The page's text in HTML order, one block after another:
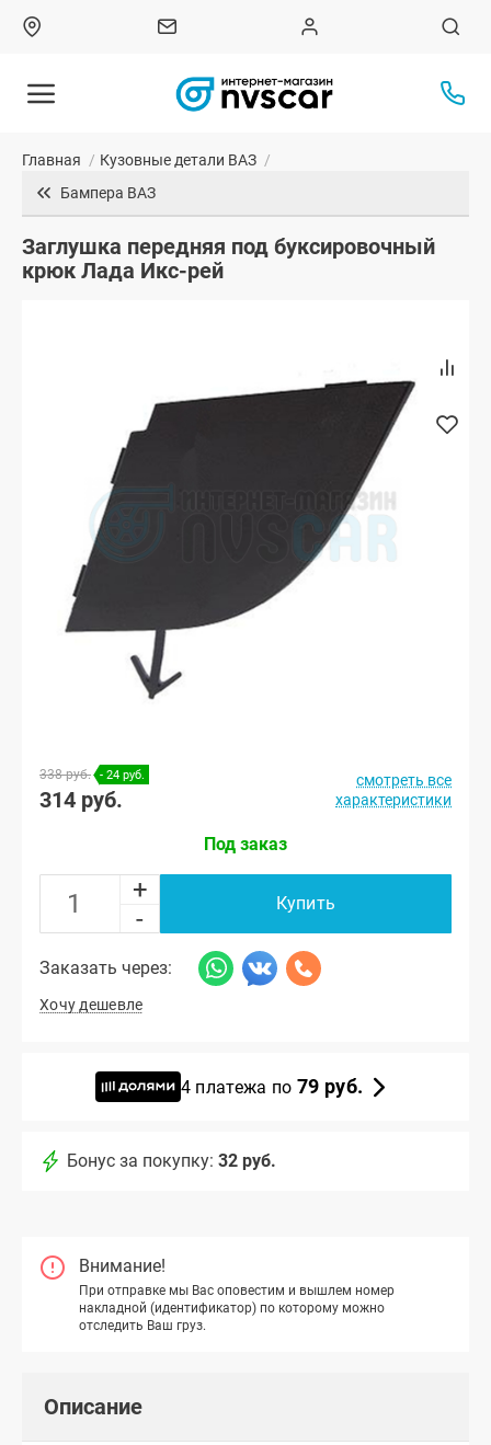
Главная / Кузовные детали ВАЗ /
Бампера ВАЗ
Заглушка передняя под буксировочный
крюк Лада Икс-рей
338 руб. - 24 руб.
314 руб.
смотреть все
характеристики
Под заказ
+
-
Купить
Заказать через:
Хочу дешевле
4 платежа по 79 руб.
Бонус за покупку: 32 руб.
Внимание!
При отправке мы Вас оповестим и вышлем номер
накладной (идентификатор) по которому можно
отследить Ваш груз.
Описание